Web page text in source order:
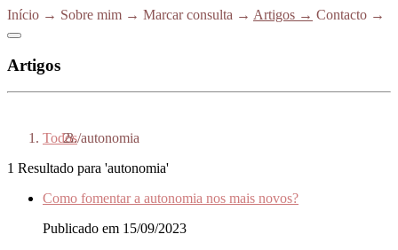
Início → Sobre mim → Marcar consulta → Artigos → Contacto →
Artigos
Todos/autonomia
1 Resultado para 'autonomia'
Como fomentar a autonomia nos mais novos?
Publicado em 15/09/2023